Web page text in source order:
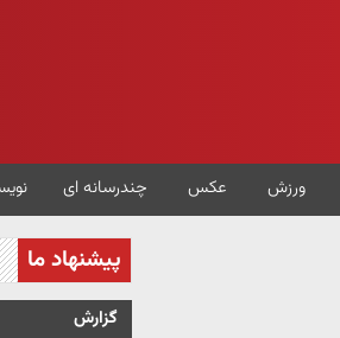
ورزش عکس چندرسانه ای
پیشنهاد ما
گزارش